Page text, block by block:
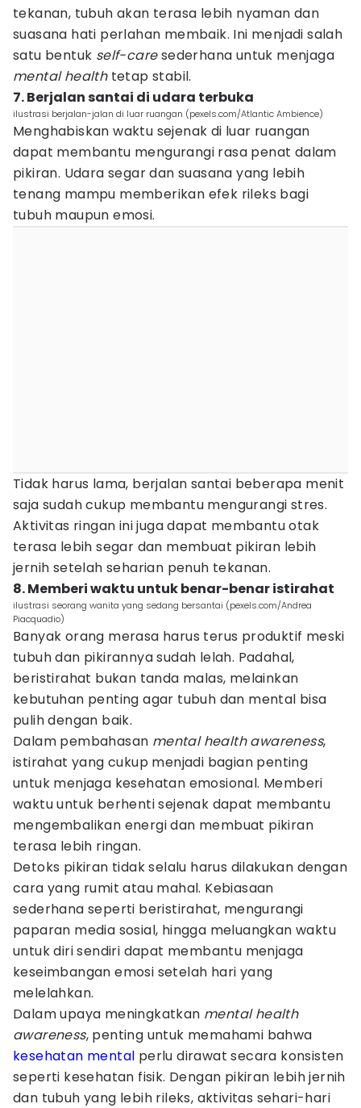
tekanan, tubuh akan terasa lebih nyaman dan
suasana hati perlahan membaik. Ini menjadi salah
satu bentuk self-caresederhana untuk menjaga
mental healthtetap stabil.
7. Berjalan santai di udara terbuka
ilustrasi berjalan-jalan di luar ruangan (pexels.com/Atlantic Ambience)
Menghabiskan waktu sejenak di luar ruangan
dapat membantu mengurangi rasa penat dalam
pikiran. Udara segar dan suasana yang lebih
tenang mampu memberikan efek rileks bagi
tubuh maupun emosi.
Tidak harus lama, berjalan santai beberapa menit
saja sudah cukup membantu mengurangi stres.
Aktivitas ringan ini juga dapat membantu otak
terasa lebih segar dan membuat pikiran lebih
jernih setelah seharian penuh tekanan.
8. Memberi waktu untuk benar-benar istirahat
ilustrasi seorang wanita yang sedang bersantai (pexels.com/Andrea
Piacquadio)
Banyak orang merasa harus terus produktif meski
tubuh dan pikirannya sudah lelah. Padahal,
beristirahat bukan tanda malas, melainkan
kebutuhan penting agar tubuh dan mental bisa
pulih dengan baik.
Dalam pembahasan mental health awareness,
istirahat yang cukup menjadi bagian penting
untuk menjaga kesehatan emosional. Memberi
waktu untuk berhenti sejenak dapat membantu
mengembalikan energi dan membuat pikiran
terasa lebih ringan.
Detoks pikiran tidak selalu harus dilakukan dengan
cara yang rumit atau mahal. Kebiasaan
sederhana seperti beristirahat, mengurangi
paparan media sosial, hingga meluangkan waktu
untuk diri sendiri dapat membantu menjaga
keseimbangan emosi setelah hari yang
melelahkan.
Dalam upaya meningkatkan mental health
awareness, penting untuk memahami bahwa
kesehatan mental perlu dirawat secara konsisten
seperti kesehatan fisik. Dengan pikiran lebih jernih
dan tubuh yang lebih rileks, aktivitas sehari-hari